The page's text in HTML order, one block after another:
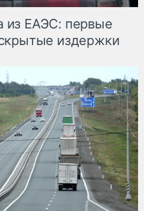
из ЕАЭС: первые
издержки